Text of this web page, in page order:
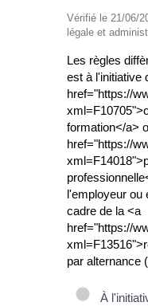
Vérifié le 21/06/
légale et
Les règles
est à l'initiative
href="https://
formation</a>
href="https://
l'employeur ou
cadre de la <a
href="https://
par alternance
À